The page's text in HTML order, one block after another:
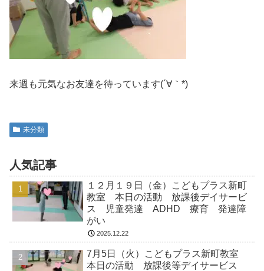
来週も元気なお友達を待っています(´∀｀*)
未分類
人気記事
１２月１９日（金）こどもプラス新町
教室 本日の活動 放課後デイサービ
ス 児童発達 ADHD 療育 発達障
がい
2025.12.22
7月5日（火）こどもプラス新町教室
本日の活動 放課後等デイサービス